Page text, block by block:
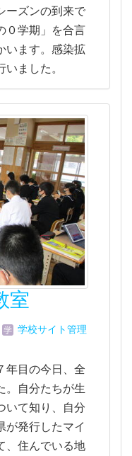
ーズンの到来で
０学期」を合言
います。感染拡
ました。
室
学校サイト管理
年目の今日、全
。自分たちが生
いて知り、自分
が発行したマイ
、住んでいる地